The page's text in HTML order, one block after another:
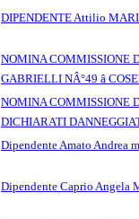
DIPENDENTE Attilio
NOMINA COMMISSIONE
GABRIELLI NÂ°49 â
NOMINA COMMISSIONE
DICHIARATI
Dipendente Amato Andrea
Dipendente Caprio Angela